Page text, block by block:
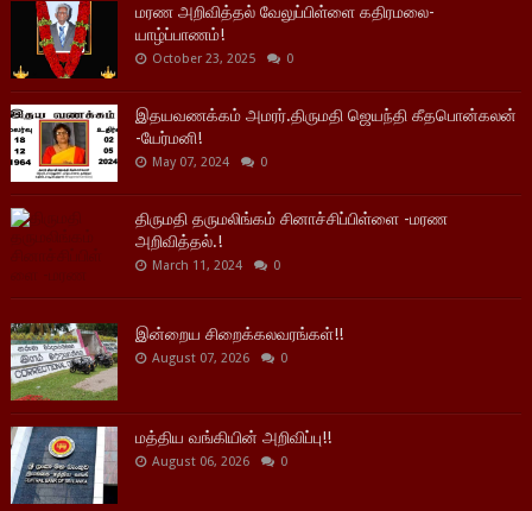
மரண அறிவித்தல் வேலுப்பிள்ளை கதிரமலை-
யாழ்ப்பாணம்!
October 23, 2025 0
இதயவணக்கம் அமரர்.திருமதி ஜெயந்தி கீதபொன்கலன்
-யேர்மனி!
May 07, 2024 0
திருமதி தருமலிங்கம் சினாச்சிப்பிள்ளை -மரண
அறிவித்தல்.!
March 11, 2024 0
இன்றைய சிறைக்கலவரங்கள்!!
August 07, 2026 0
மத்திய வங்கியின் அறிவிப்பு!!
August 06, 2026 0